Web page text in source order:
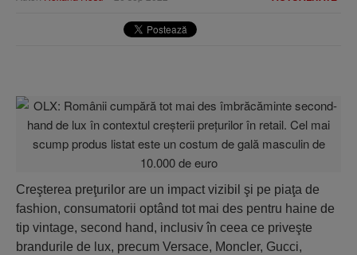
Creşterea preţurilor are un impact vizibil şi pe piaţa de
fashion, consumatorii optând tot mai des pentru haine de
tip vintage, second hand, inclusiv în ceea ce priveşte
brandurile de lux, precum Versace, Moncler, Gucci,